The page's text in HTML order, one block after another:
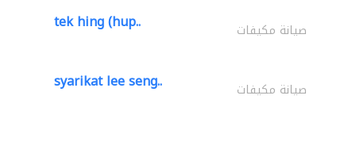
tek hing (hup.. صيانة مكيفات
syarikat lee seng.. صيانة مكيفات